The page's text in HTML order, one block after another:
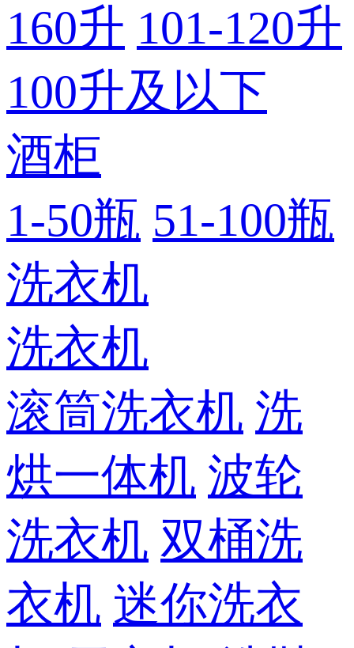
160升 101-120升
100升及以下
酒柜
1-50瓶 51-100瓶
洗衣机
洗衣机
滚筒洗衣机 洗
烘一体机 波轮
洗衣机 双桶洗
衣机 迷你洗衣